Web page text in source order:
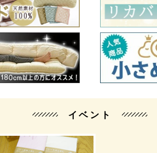
イベント